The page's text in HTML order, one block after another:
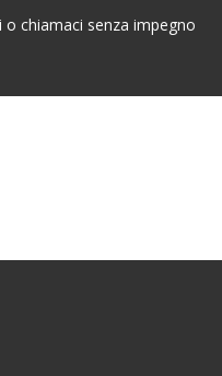
chiamaci senza impegno